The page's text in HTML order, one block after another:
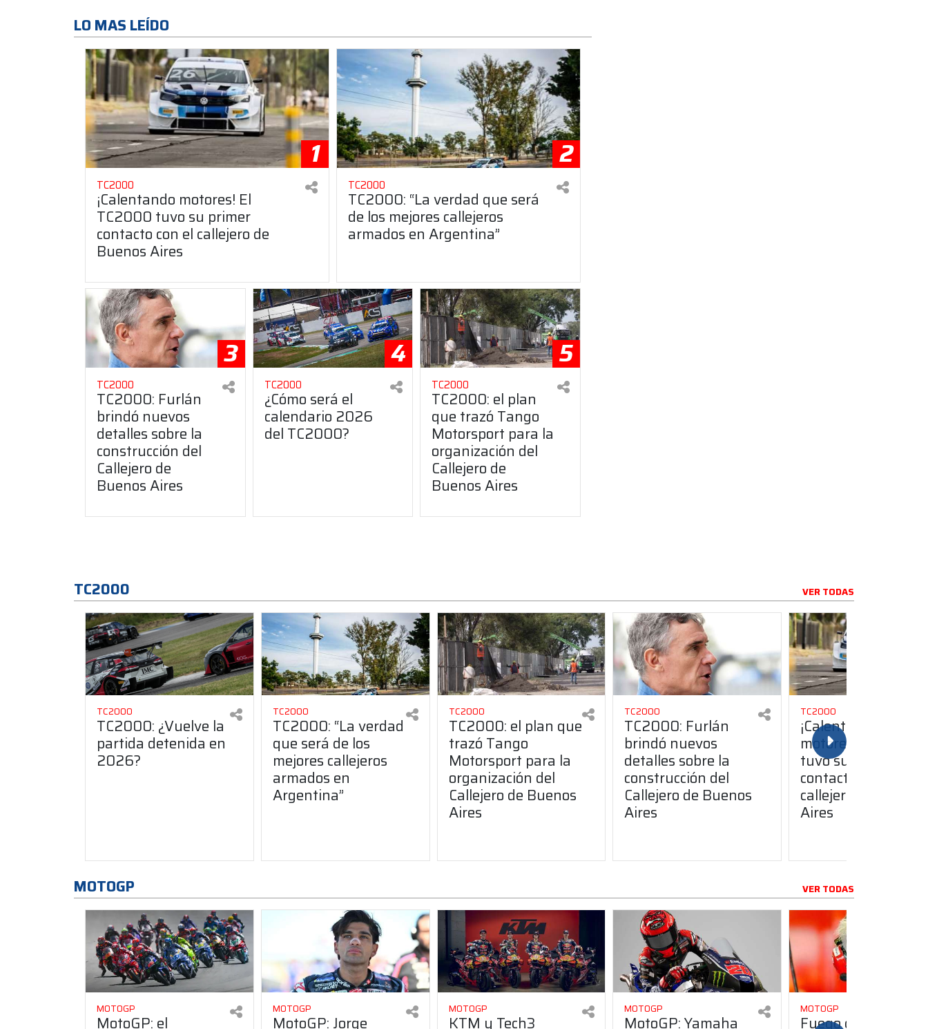
LO MAS LEÍDO
1
TC2000
¡Calentando motores! El
TC2000 tuvo su primer
contacto con el callejero de
Buenos Aires
2
TC2000
TC2000: “La verdad que será
de los mejores callejeros
armados en Argentina”
3
TC2000
TC2000: Furlán
brindó nuevos
detalles sobre la
construcción del
Callejero de
Buenos Aires
4
TC2000
¿Cómo será el
calendario 2026
del TC2000?
5
TC2000
TC2000: el plan
que trazó Tango
Motorsport para la
organización del
Callejero de
Buenos Aires
TC2000 VER TODAS
TC2000
TC2000: ¿Vuelve la
partida detenida en
2026?
TC2000
TC2000: “La verdad
que será de los
mejores callejeros
armados en
Argentina”
TC2000
TC2000: el plan que
trazó Tango
Motorsport para la
organización del
Callejero de Buenos
Aires
TC2000
TC2000: Furlán
brindó nuevos
detalles sobre la
construcción del
Callejero de Buenos
Aires
TC2000
¡Calentando
motores! El
tuvo su primer
contacto con el
callejero de Buenos
Aires
MOTOGP VER TODAS
MOTOGP
MotoGP: el
MOTOGP
MotoGP: Jorge
MOTOGP
KTM y Tech3
MOTOGP
MotoGP: Yamaha
MOTOGP
Fuego cruzado en